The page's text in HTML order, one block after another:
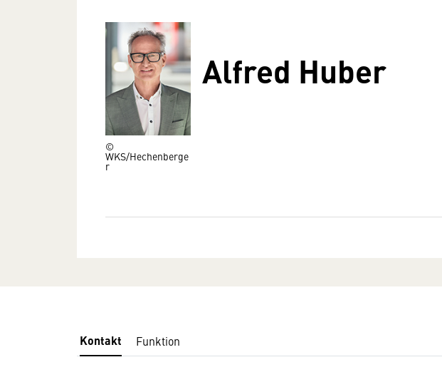
©
WKS/Hechenberge
r
Alfred Huber
Kontakt Funktion